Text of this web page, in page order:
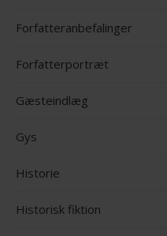
Forfatteranbefalinger
Forfatterportræt
Gæsteindlæg
Gys
Historie
Historisk fiktion